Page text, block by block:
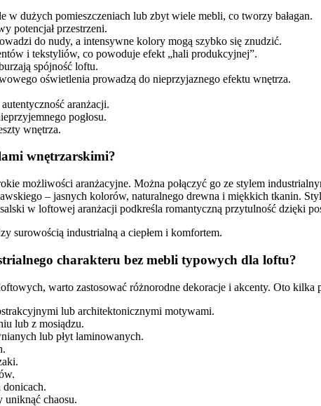
w dużych pomieszczeniach lub zbyt wiele mebli, co tworzy bałagan.
potencjał przestrzeni.
do nudy, a intensywne kolory mogą szybko się znudzić.
i tekstyliów, co powoduje efekt „hali produkcyjnej”.
spójność loftu.
oświetlenia prowadzą do nieprzyjaznego efektu wnętrza.
aranżacji.
pogłosu.
wnętrza.
wnętrzarskimi?
możliwości aranżacyjne. Można połączyć go ze stylem
– jasnych kolorów, naturalnego drewna i miękkich tkanin.
w loftowej aranżacji podkreśla romantyczną przytulność dzięki
surowością industrialną a ciepłem i komfortem.
charakteru bez mebli typowych dla loftu?
warto zastosować różnorodne dekoracje i akcenty. Oto kilka
lub architektonicznymi motywami.
lub z mosiądzu.
lub płyt laminowanych.
uniknąć chaosu.